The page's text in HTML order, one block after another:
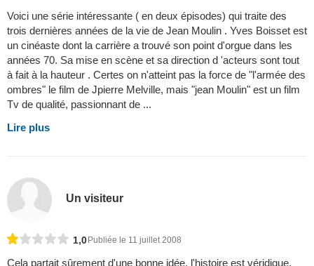
Voici une série intéressante ( en deux épisodes) qui traite des
trois dernières années de la vie de Jean Moulin . Yves Boisset est
un cinéaste dont la carrière a trouvé son point d'orgue dans les
années 70. Sa mise en scène et sa direction d 'acteurs sont tout
à fait à la hauteur . Certes on n'atteint pas la force de "l'armée des
ombres" le film de Jpierre Melville, mais "jean Moulin" est un film
Tv de qualité, passionnant de ...
Lire plus
Un visiteur
1,0 Publiée le 11 juillet 2008
Cela partait sûrement d'une bonne idée, l'histoire est véridique,